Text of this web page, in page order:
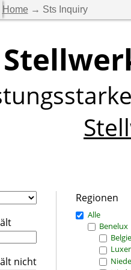
Home→ Sts Inquiry
nicht
Regionen
Alle
Benelux